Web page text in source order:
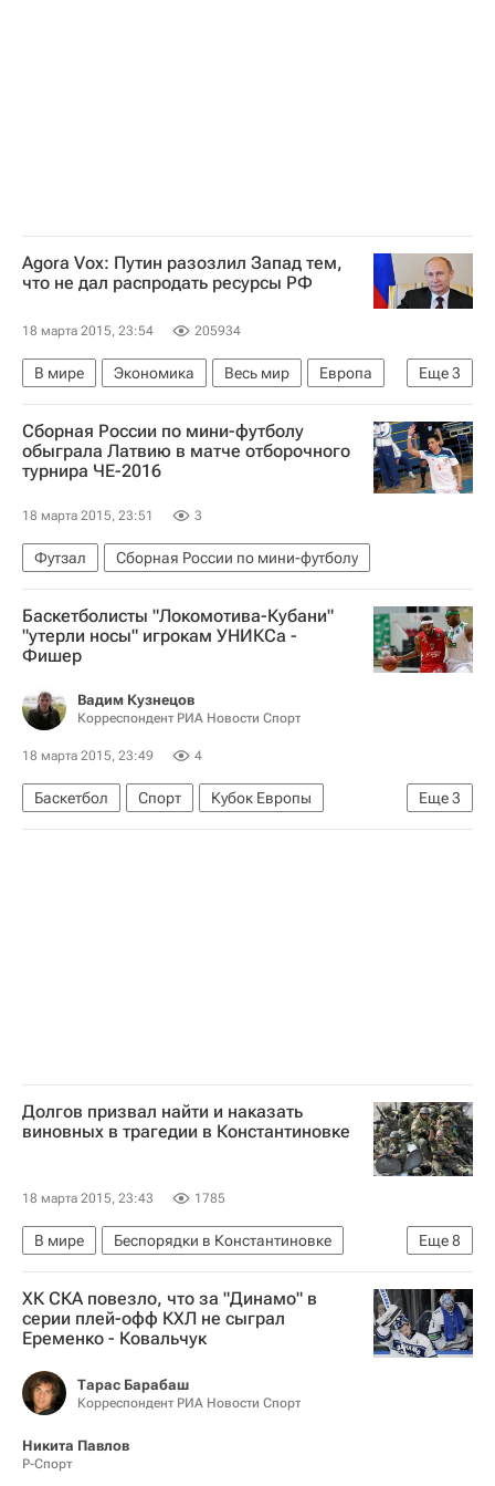
Agora Vox: Путин разозлил Запад тем,
что не дал распродать ресурсы РФ
18 марта 2015, 23:54 205934
Еще3
В мире Экономика Весь мир
Европа
Владимир Путин
Всемирный банк Россия
Сборная России по мини-футболу
обыграла Латвию в матче отборочного
турнира ЧЕ-2016
18 марта 2015, 23:51 3
Футзал Сборная России по мини-футболу
Баскетболисты "Локомотива-Кубани"
"утерли носы" игрокам УНИКСа -
Фишер
Вадим Кузнецов
Корреспондент РИА Новости Спорт
18 марта 2015, 23:49 4
Еще3
Баскетбол Спорт
Кубок Европы
ПБК Локомотив-Кубань
УНИКС
Долгов призвал найти и наказать
виновных в трагедии в Константиновке
18 марта 2015, 23:43 1785
Еще8
В мире
Беспорядки в Константиновке
Константиновка
Украина
Донецкая область
Весь мир
Европа
Константин Долгов
Вооруженные силы Украины
ХК СКА повезло, что за "Динамо" в
серии плей-офф КХЛ не сыграл
Еременко - Ковальчук
Тарас Барабаш
Корреспондент РИА Новости Спорт
Никита Павлов
Р-Спорт